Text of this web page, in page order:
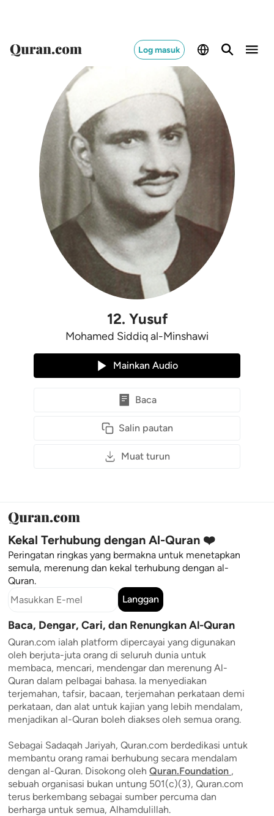
Log masuk
12. Yusuf
Mohamed Siddiq al-Minshawi
Mainkan Audio
Baca
Salin pautan
Muat turun
Kekal Terhubung dengan Al-Quran ❤️
Peringatan ringkas yang bermakna untuk menetapkan
semula, merenung dan kekal terhubung dengan al-
Quran.
Langgan
Baca, Dengar, Cari, dan Renungkan Al-Quran
Quran.com ialah platform dipercayai yang digunakan
oleh berjuta-juta orang di seluruh dunia untuk
membaca, mencari, mendengar dan merenung Al-
Quran dalam pelbagai bahasa. Ia menyediakan
terjemahan, tafsir, bacaan, terjemahan perkataan demi
perkataan, dan alat untuk kajian yang lebih mendalam,
menjadikan al-Quran boleh diakses oleh semua orang.
Sebagai Sadaqah Jariyah, Quran.com berdedikasi untuk
membantu orang ramai berhubung secara mendalam
dengan al-Quran. Disokong oleh Quran.Foundation ,
sebuah organisasi bukan untung 501(c)(3), Quran.com
terus berkembang sebagai sumber percuma dan
berharga untuk semua, Alhamdulillah.